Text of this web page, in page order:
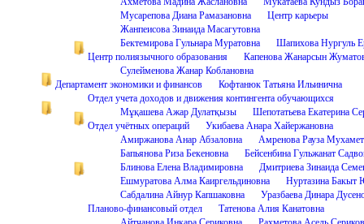
Мусарепова Диана Рамазановна
Центр карьеры
Жанпеисова Зинаида Масагутовна
Бектемирова Гульнара Муратовна
Шапихова Нургуль
Центр полиязычного образования
Капенова Жанарсын
Сулейменова Жанар Коблановна
Департамент экономики и финансов
Кофтанюк Татьяна Ильинична
Отдел учета доходов и движения контингента обучающихся
Мұқашева Ажар Дулатқызы
Шепотатьева Екатерина
Отдел учётных операций
Укибаева Анара Хайержановна
Амиржанова Анар Абзаловна
Амренова Рауза
Бапьянова Риза Бекеновна
Бейсенбина Гульжанат
Блинова Елена Владимировна
Дмитриева Зинаида
Ешмуратова Алма Каиргельдиновна
Нуртазина Бакыт
Сабдалина Айнур Капшаковна
Уразбаева Динара
Планово-финансовый отдел
Татенова Алия Канатовна
Айтчанова Инкара Сериковна
Рахметова Асель